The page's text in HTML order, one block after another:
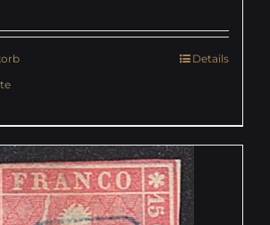
Details